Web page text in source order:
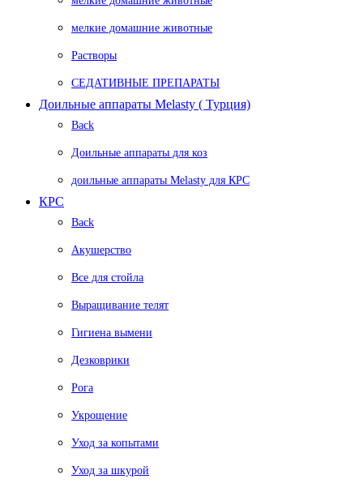
мелкие домашние животные
Растворы
СЕДАТИВНЫЕ ПРЕПАРАТЫ
Доильные аппараты Melasty ( Турция)
Back
Доильные аппараты для коз
доильные аппараты Melasty для КРС
КРС
Back
Акушерство
Все для стойла
Выращивание телят
Гигиена вымени
Дезковрики
Рога
Укрощение
Уход за копытами
Уход за шкурой